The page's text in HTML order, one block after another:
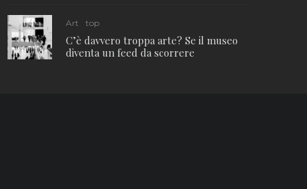
Art top
C’è davvero troppa arte? Se il museo
diventa un feed da scorrere